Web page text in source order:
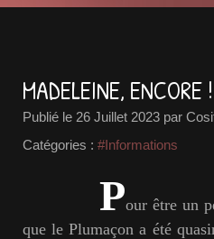
MADELEINE, ENCORE !
Publié le 26 Juillet 2023 par
Catégories : #Informations
Pour être un
que le Plumaçon a été